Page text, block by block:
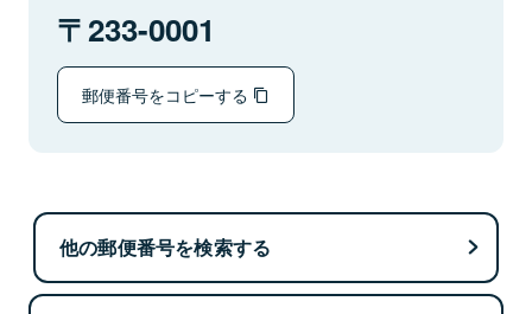
233-0001
郵便番号をコピーする
他の郵便番号を検索する